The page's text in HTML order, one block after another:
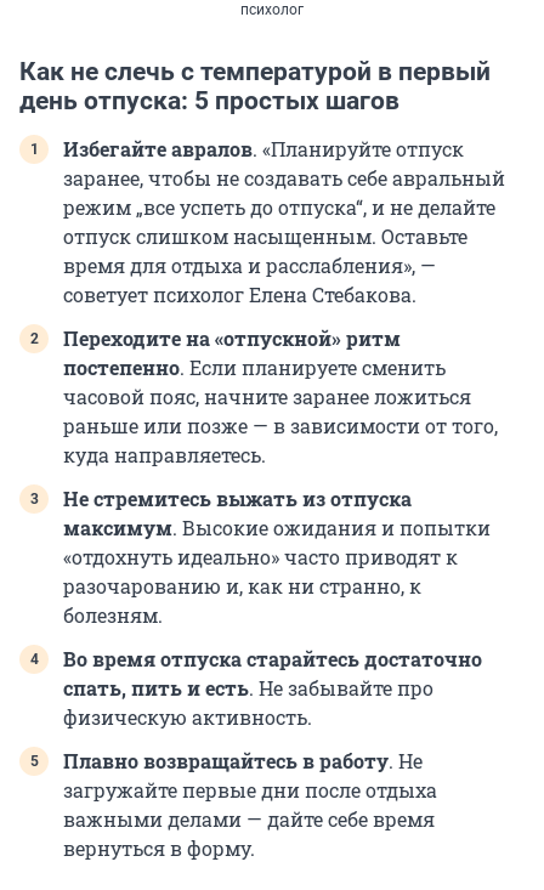
психолог
Как не слечь с температурой в первый
день отпуска: 5 простых шагов
Избегайте авралов. «Планируйте отпуск
заранее, чтобы не создавать себе авральный
режим „все успеть до отпуска“, и не делайте
отпуск слишком насыщенным. Оставьте
время для отдыха и расслабления», —
советует психолог Елена Стебакова.
Переходите на «отпускной» ритм
постепенно. Если планируете сменить
часовой пояс, начните заранее ложиться
раньше или позже — в зависимости от того,
куда направляетесь.
Не стремитесь выжать из отпуска
максимум. Высокие ожидания и попытки
«отдохнуть идеально» часто приводят к
разочарованию и, как ни странно, к
болезням.
Во время отпуска старайтесь достаточно
спать, пить и есть. Не забывайте про
физическую активность.
Плавно возвращайтесь в работу. Не
загружайте первые дни после отдыха
важными делами — дайте себе время
вернуться в форму.